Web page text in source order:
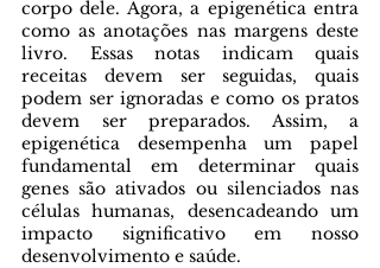
corpo dele. Agora, a epigenética entra
como as anotações nas margens deste
livro. Essas notas indicam quais
receitas devem ser seguidas, quais
podem ser ignoradas e como os pratos
devem ser preparados. Assim, a
epigenética desempenha um papel
fundamental em determinar quais
genes são ativados ou silenciados nas
células humanas, desencadeando um
impacto significativo em nosso
desenvolvimento e saúde.